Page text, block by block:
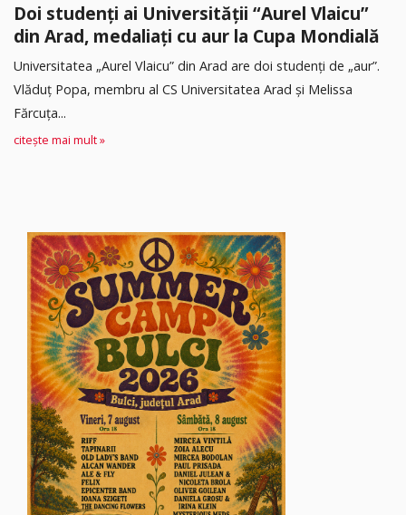
Doi studenți ai Universității “Aurel Vlaicu”
din Arad, medaliați cu aur la Cupa Mondială
Universitatea „Aurel Vlaicu” din Arad are doi studenți de „aur”.
Vlăduț Popa, membru al CS Universitatea Arad și Melissa
Fărcuța...
citește mai mult »